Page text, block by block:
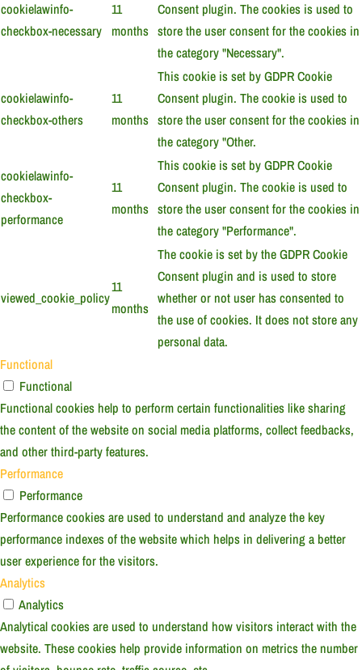
cookielawinfo-
checkbox-necessary
11
months
Consent plugin. The cookies is used to
store the user consent for the cookies in
the category "Necessary".
cookielawinfo-
checkbox-others
11
months
This cookie is set by GDPR Cookie
Consent plugin. The cookie is used to
store the user consent for the cookies in
the category "Other.
cookielawinfo-
checkbox-
performance
11
months
This cookie is set by GDPR Cookie
Consent plugin. The cookie is used to
store the user consent for the cookies in
the category "Performance".
viewed_cookie_policy
11
months
The cookie is set by the GDPR Cookie
Consent plugin and is used to store
whether or not user has consented to
the use of cookies. It does not store any
personal data.
Functional
Functional
Functional cookies help to perform certain functionalities like sharing
the content of the website on social media platforms, collect feedbacks,
and other third-party features.
Performance
Performance
Performance cookies are used to understand and analyze the key
performance indexes of the website which helps in delivering a better
user experience for the visitors.
Analytics
Analytics
Analytical cookies are used to understand how visitors interact with the
website. These cookies help provide information on metrics the number